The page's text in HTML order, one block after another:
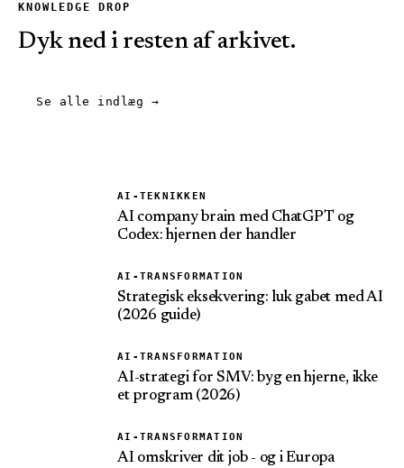
KNOWLEDGE DROP
Dyk ned i resten af arkivet.
Se alle indlæg →
AI-TEKNIKKEN
AI company brain med ChatGPT og
Codex: hjernen der handler
AI-TRANSFORMATION
Strategisk eksekvering: luk gabet med AI
(2026 guide)
AI-TRANSFORMATION
AI-strategi for SMV: byg en hjerne, ikke
et program (2026)
AI-TRANSFORMATION
AI omskriver dit job - og i Europa